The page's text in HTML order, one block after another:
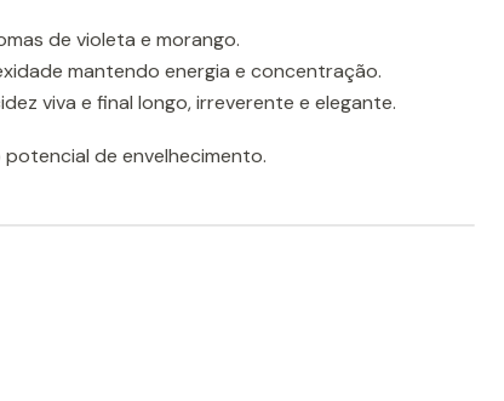
de violeta e morango.
mantendo energia e concentração.
viva e final longo, irreverente e elegante.
potencial de envelhecimento.